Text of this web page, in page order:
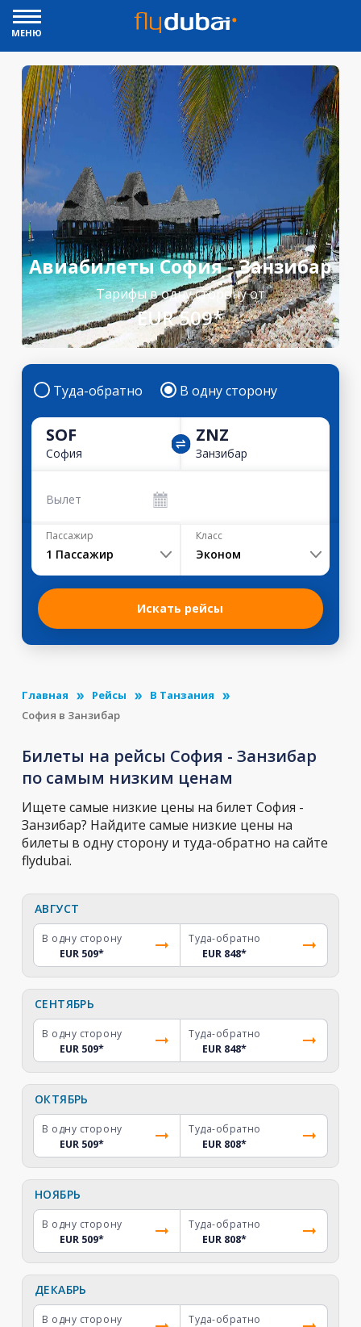
МЕНЮ
Авиабилеты София - Занзибар
Тарифы в одну сторону от
EUR 509*
Туда-обратно В одну сторону
SOF
София
ZNZ
Занзибар
Вылет
Пассажир
1 Пассажир
Класс
Эконом
Искать рейсы
Главная Рейсы
В Танзания
София в Занзибар
Билеты на рейсы София - Занзибар
по самым низким ценам
Ищете самые низкие цены на билет София -
Занзибар? Найдите самые низкие цены на
билеты в одну сторону и туда-обратно на сайте
flydubai.
АВГУСТ
В одну сторону
EUR 509*
Туда-обратно
EUR 848*
СЕНТЯБРЬ
В одну сторону
EUR 509*
Туда-обратно
EUR 848*
ОКТЯБРЬ
В одну сторону
EUR 509*
Туда-обратно
EUR 808*
НОЯБРЬ
В одну сторону
EUR 509*
Туда-обратно
EUR 808*
ДЕКАБРЬ
В одну сторону
Туда-обратно